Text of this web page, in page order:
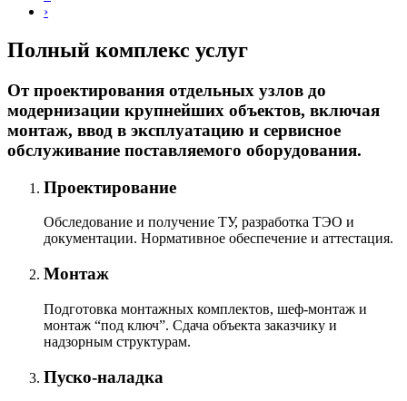
›
Полный комплекс услуг
От проектирования отдельных узлов до
модернизации крупнейших объектов, включая
монтаж, ввод в эксплуатацию и сервисное
обслуживание поставляемого оборудования.
Проектирование
Обследование и получение ТУ, разработка ТЭО и
документации. Нормативное обеспечение и аттестация.
Монтаж
Подготовка монтажных комплектов, шеф-монтаж и
монтаж “под ключ”. Сдача объекта заказчику и
надзорным структурам.
Пуско-наладка